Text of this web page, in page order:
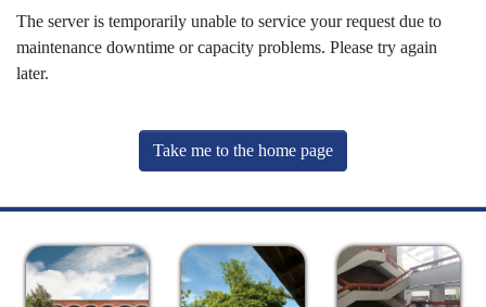
The server is temporarily unable to service your request due to
maintenance downtime or capacity problems. Please try again
later.
Take me to the home page